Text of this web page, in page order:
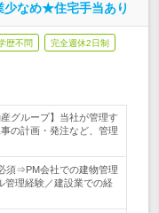
少なめ★住宅手当あり
歴不問 完全週休2日制
グループ】当社が管理す
の計画・発注など、管理
須⇒PM会社での建物管理
管理経験／建設業での経